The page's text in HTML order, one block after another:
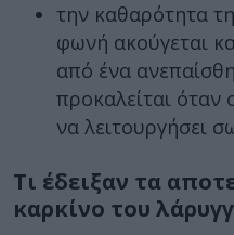
την καθαρότητα
φωνή ακούγεται
από ένα
προκαλείται όταν
να λειτουργήσει
Τι έδειξαν τα
καρκίνο του